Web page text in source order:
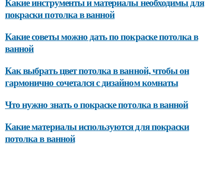
покраски потолка в ванной
Какие советы можно дать по покраске потолка в
ванной
Как выбрать цвет потолка в ванной, чтобы он
гармонично сочетался с дизайном комнаты
Что нужно знать о покраске потолка в ванной
Какие материалы используются для покраски
потолка в ванной